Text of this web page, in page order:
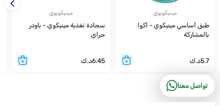
مينيكويوي
طبق أساسي مينيكوي - أكوا
بالمشاركة
5.7د.ك
مينيكويوي
سجادة تغذية مينيكوي - باودر
جراي
6.45د.ك
تواصل معنا